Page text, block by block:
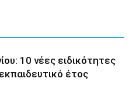
10 νέες ειδικότητες
έτος